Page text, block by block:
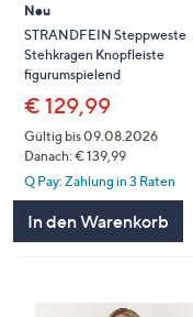
Neu
STRANDFEIN Steppweste
Stehkragen Knopfleiste
figurumspielend
€ 129,99
Gültig bis 09.08.2026
Danach: € 139,99
Q Pay: Zahlung in 3 Raten
In den Warenkorb